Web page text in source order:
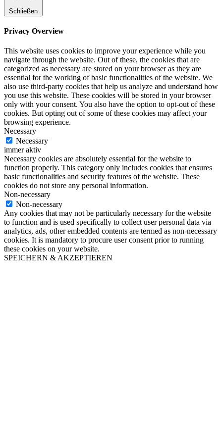
Schließen
Privacy Overview
This website uses cookies to improve your experience while you
navigate through the website. Out of these, the cookies that are
categorized as necessary are stored on your browser as they are
essential for the working of basic functionalities of the website. We
also use third-party cookies that help us analyze and understand how
you use this website. These cookies will be stored in your browser
only with your consent. You also have the option to opt-out of these
cookies. But opting out of some of these cookies may affect your
browsing experience.
Necessary
Necessary
immer aktiv
Necessary cookies are absolutely essential for the website to
function properly. This category only includes cookies that ensures
basic functionalities and security features of the website. These
cookies do not store any personal information.
Non-necessary
Non-necessary
Any cookies that may not be particularly necessary for the website
to function and is used specifically to collect user personal data via
analytics, ads, other embedded contents are termed as non-necessary
cookies. It is mandatory to procure user consent prior to running
these cookies on your website.
SPEICHERN & AKZEPTIEREN